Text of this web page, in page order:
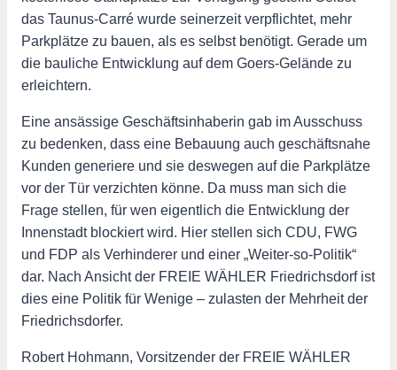
das Taunus-Carré wurde seinerzeit verpflichtet, mehr
Parkplätze zu bauen, als es selbst benötigt. Gerade um
die bauliche Entwicklung auf dem Goers-Gelände zu
erleichtern.
Eine ansässige Geschäftsinhaberin gab im Ausschuss
zu bedenken, dass eine Bebauung auch geschäftsnahe
Kunden generiere und sie deswegen auf die Parkplätze
vor der Tür verzichten könne. Da muss man sich die
Frage stellen, für wen eigentlich die Entwicklung der
Innenstadt blockiert wird. Hier stellen sich CDU, FWG
und FDP als Verhinderer und einer „Weiter-so-Politik“
dar. Nach Ansicht der FREIE WÄHLER Friedrichsdorf ist
dies eine Politik für Wenige – zulasten der Mehrheit der
Friedrichsdorfer.
Robert Hohmann, Vorsitzender der FREIE WÄHLER